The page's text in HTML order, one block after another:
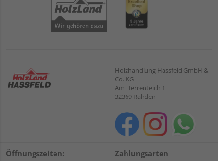
Holzhandlung Hassfeld GmbH &
Co. KG
Am Herrenteich 1
32369 Rahden
Öffnungszeiten: Zahlungsarten